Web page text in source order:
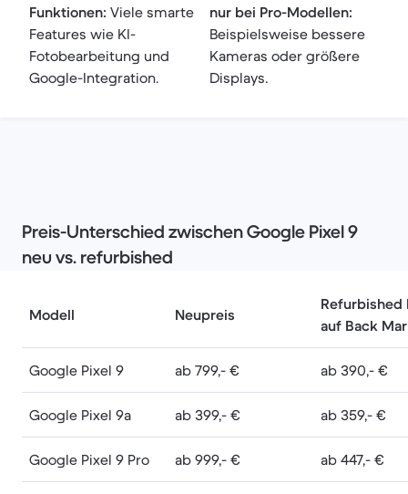
Funktionen: Viele smarte
Features wie KI-
Fotobearbeitung und
Google-Integration.
nur bei Pro-Modellen:
Beispielsweise bessere
Kameras oder größere
Displays.
Preis-Unterschied zwischen Google Pixel 9
neu vs. refurbished
Modell Neupreis
Refurbished
auf Back
Google Pixel 9 ab 799,- € ab 390,- €
Google Pixel 9a ab 399,- € ab 359,- €
Google Pixel 9 Pro ab 999,- € ab 447,- €